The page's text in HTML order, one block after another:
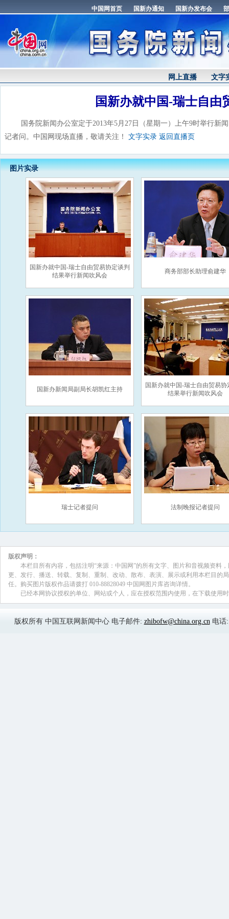
网上直播 文字
国新办就中国-瑞士自由
国务院新闻办公室定于2013年5月27日（星期一）上午9时举行新
记者问。中国网现场直播，敬请关注！ 文字实录 返回直播页
图片实录
国新办就中国-瑞士自由贸易协定谈判
结果举行新闻吹风会
商务部部长助理俞建华
国新办新闻局副局长胡凯红主持
国新办就中国-瑞士自由贸易协
结果举行新闻吹风会
瑞士记者提问 法制晚报记者提问